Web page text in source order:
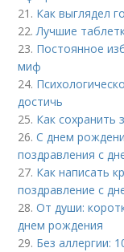
21. Как выглядел
22.Лучшие
23. Постоянное
миф
24.
достичь
25. Как сохранить
26.С днем
поздравления с
27. Как написать
поздравление с
28.От души:
днем рождения
29. Без аллергии: